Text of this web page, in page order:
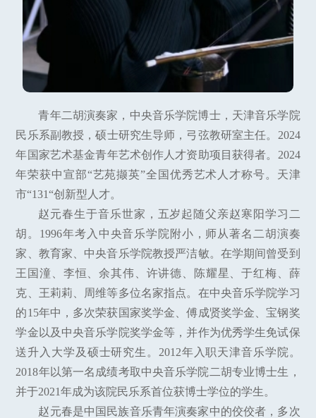
青年二胡演奏家，中央音乐学院博士，天津音乐学院
民乐系副教授，硕士研究生导师，弓弦教研室主任。2024
年国家艺术基金青年艺术创作人才资助项目获得者。2024
年荣获中宣部“艺苑撷英”全国优秀艺术人才称号。天津
市“131“创新型人才。
赵元春生于音乐世家，五岁起随父亲赵寒阳学习二
胡。1996年考入中央音乐学院附小，师从著名二胡演奏
家、教育家、中央音乐学院教授严洁敏。在学期间曾受到
王国潼、李恒、余其伟、许讲德、陈耀星、于红梅、薛
克、王莉莉、周维等多位名家指点。在中央音乐学院学习
的15年中，多次荣获国家奖学金、傅成贤奖学金、宝钢奖
学金以及中央音乐学院奖学金等，并作为优秀学生免试保
送升入大学及硕士研究生。2012年入职天津音乐学院。
2018年以第一名成绩考取中央音乐学院二胡专业博士生，
并于2021年成为该院民乐系首位获博士学位的学生。
赵元春是中国民族音乐青年演奏家中的佼佼者，多次